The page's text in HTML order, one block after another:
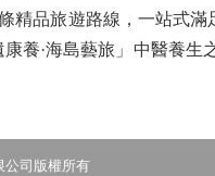
品旅遊路線，一站式滿
養·海島藝旅」中醫養生
公司版權所有